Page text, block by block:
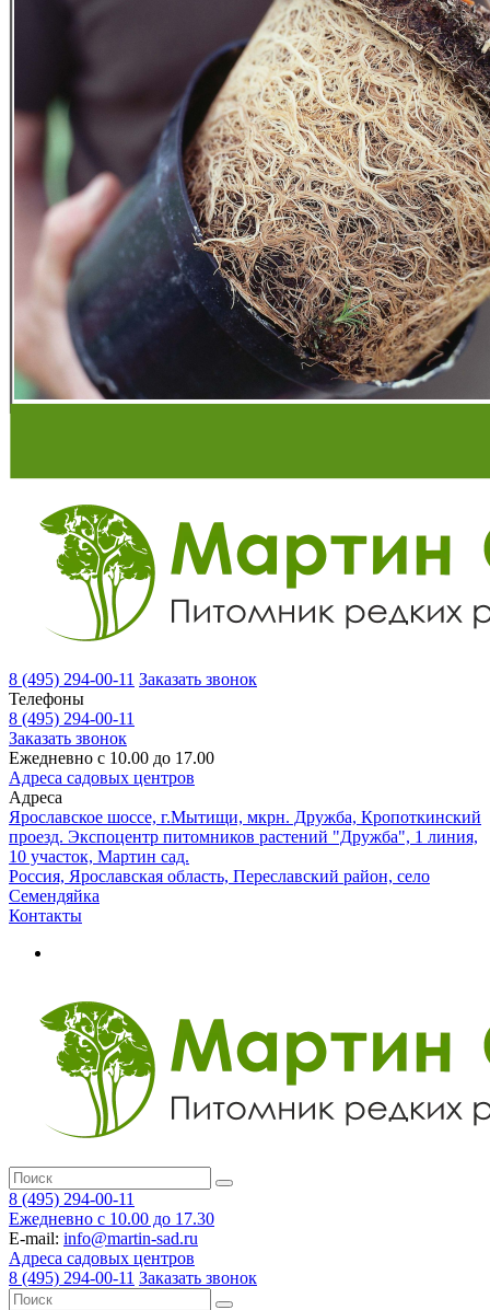
8 (495) 294-00-11 Заказать звонок
Телефоны
8 (495) 294-00-11
Заказать звонок
Ежедневно с 10.00 до 17.00
Адреса садовых центров
Адреса
Ярославское шоссе, г.Мытищи, мкрн. Дружба, Кропоткинский
проезд. Экспоцентр питомников растений "Дружба", 1 линия,
10 участок, Мартин сад.
Россия, Ярославская область, Переславский район, село
Семендяйка
Контакты
8 (495) 294-00-11
Ежедневно с 10.00 до 17.30
E-mail: info@martin-sad.ru
Адреса садовых центров
8 (495) 294-00-11 Заказать звонок